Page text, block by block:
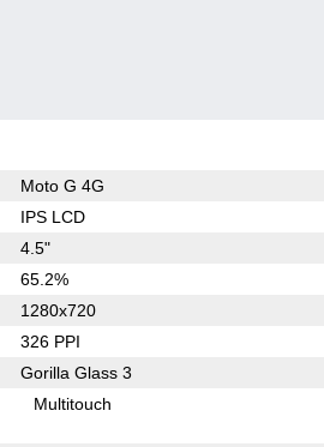
Moto G 4G
IPS LCD
4.5"
65.2%
1280x720
326 PPI
Gorilla Glass 3
Multitouch